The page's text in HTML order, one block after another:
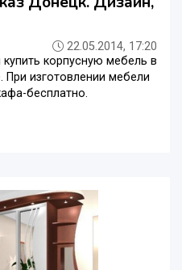
22.05.2014, 17:20
корпусную мебель в
изготовлении мебели
бесплатно.